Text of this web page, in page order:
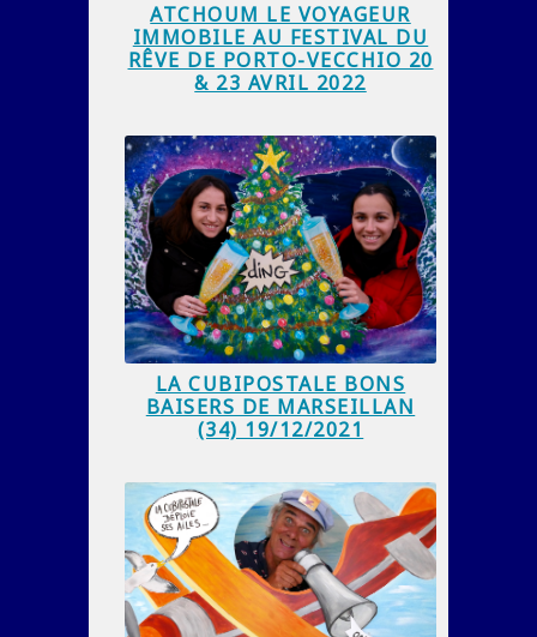
ATCHOUM LE VOYAGEUR
IMMOBILE AU FESTIVAL DU
RÊVE DE PORTO-VECCHIO 20
& 23 AVRIL 2022
LA CUBIPOSTALE BONS
BAISERS DE MARSEILLAN
(34) 19/12/2021